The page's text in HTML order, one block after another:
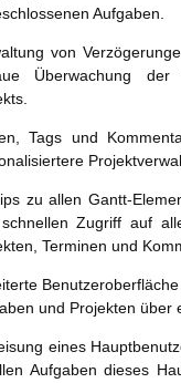
Aufgaben.
von
Überwachung
Tags und
zu allen Gantt-
Zugriff auf
Terminen und
und Projekten über
eines
Aufgaben dieses